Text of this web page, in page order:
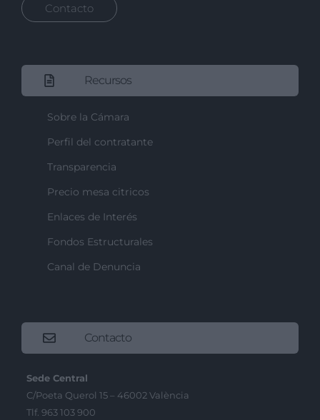
Contacto
Recursos
Sobre la Cámara
Perfil del contratante
Transparencia
Precio mesa citricos
Enlaces de Interés
Fondos Estructurales
Canal de Denuncia
Contacto
Sede Central
C/Poeta Querol 15 – 46002 València
Tlf. 963 103 900